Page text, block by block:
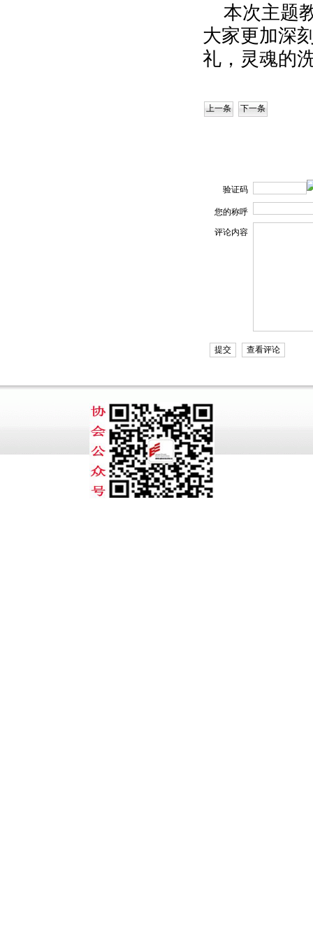
本次主题
大家更加深
礼，灵魂的
上一条 下一条
验证码
您的称呼
评论内容